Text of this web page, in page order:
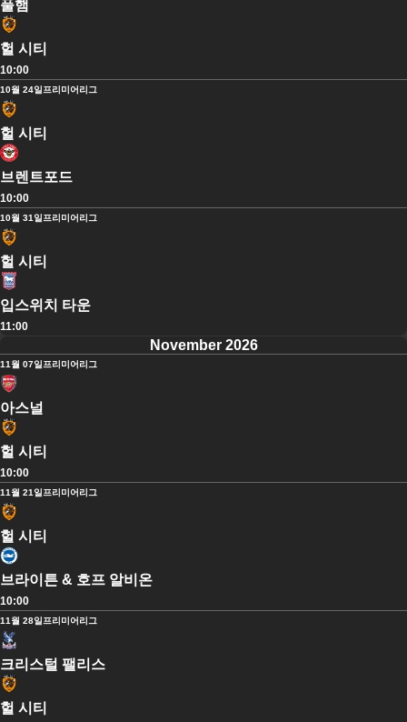
풀햄
헐 시티
10:00
10월 24일프리미어리그
헐 시티
브렌트포드
10:00
10월 31일프리미어리그
헐 시티
입스위치 타운
11:00
November 2026
11월 07일프리미어리그
아스널
헐 시티
10:00
11월 21일프리미어리그
헐 시티
브라이튼 & 호프 알비온
10:00
11월 28일프리미어리그
크리스털 팰리스
헐 시티